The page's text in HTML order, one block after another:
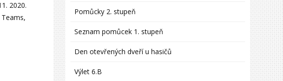
2020.
Pomůcky 2. stupeň
Seznam pomůcek 1. stupeň
Den otevřených dveří u hasičů
Výlet 6.B